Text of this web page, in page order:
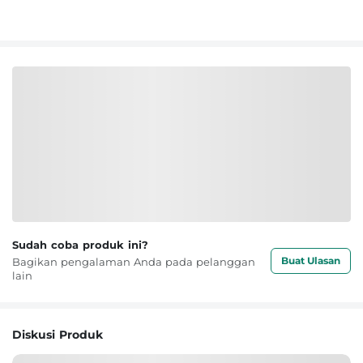
Sudah coba produk ini?
Bagikan pengalaman Anda pada pelanggan
lain
Buat Ulasan
Diskusi Produk